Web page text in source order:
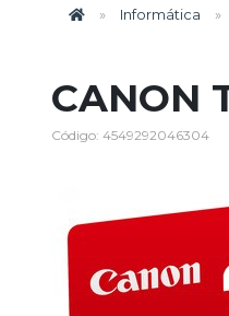
Informática
CANON
Código: 4549292046304